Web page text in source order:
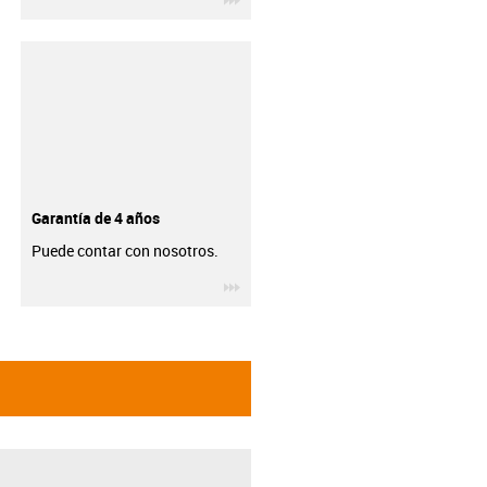
Garantía de 4 años
Puede contar con nosotros.